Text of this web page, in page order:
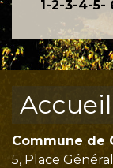
1-2-3-4-5-
Commune de
5, Place